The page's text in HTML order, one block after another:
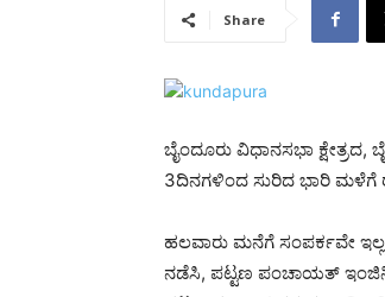
Share
ಬೈಂದೂರು ವಿಧಾನಸಭಾ
3ದಿನಗಳಿಂದ ಸುರಿದ ಭಾರಿ ಮಳೆಗೆ
ಹಲವಾರು ಮನೆಗೆ ಸಂಪರ್ಕವೇ
ನಡೆಸಿ, ಪಟ್ಟಣ ಪಂಚಾಯತ್